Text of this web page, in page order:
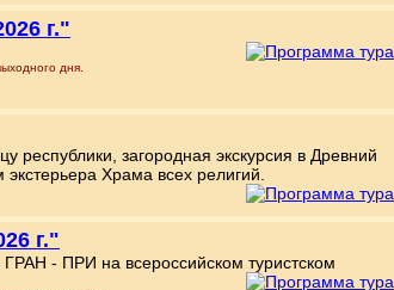
г."
дня.
республики, загородная экскурсия в Древний
Храма всех религий.
г."
- ПРИ на всероссийском туристском